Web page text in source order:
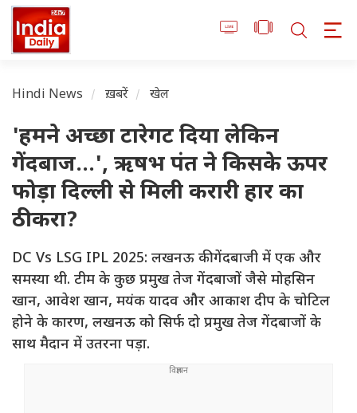
Hindi News ख़बरें खेल
'हमने अच्छा टारेगट दिया लेकिन
गेंदबाज...', ऋषभ पंत ने किसके ऊपर
फोड़ा दिल्ली से मिली करारी हार का
ठीकरा?
DC Vs LSG IPL 2025: लखनऊ की गेंदबाजी में एक और
समस्या थी. टीम के कुछ प्रमुख तेज गेंदबाजों जैसे मोहसिन
खान, आवेश खान, मयंक यादव और आकाश दीप के चोटिल
होने के कारण, लखनऊ को सिर्फ दो प्रमुख तेज गेंदबाजों के
साथ मैदान में उतरना पड़ा.